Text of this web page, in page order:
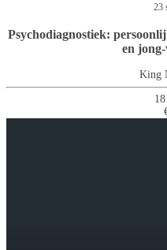
23
Psychodiagnostiek:
en jong-
King